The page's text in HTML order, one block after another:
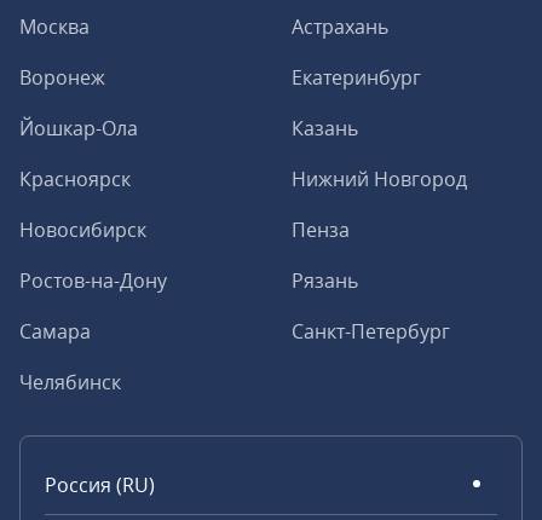
Москва
Астрахань
Воронеж
Екатеринбург
Йошкар-Ола
Казань
Красноярск
Нижний Новгород
Новосибирск
Пенза
Ростов-на-Дону
Рязань
Самара
Санкт-Петербург
Челябинск
Россия (RU)